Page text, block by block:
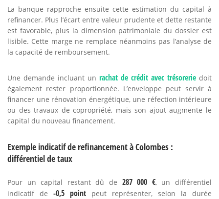
La banque rapproche ensuite cette estimation du capital à
refinancer. Plus l’écart entre valeur prudente et dette restante
est favorable, plus la dimension patrimoniale du dossier est
lisible. Cette marge ne remplace néanmoins pas l’analyse de
la capacité de remboursement.
Une demande incluant un rachat de crédit avec trésorerie doit
également rester proportionnée. L’enveloppe peut servir à
financer une rénovation énergétique, une réfection intérieure
ou des travaux de copropriété, mais son ajout augmente le
capital du nouveau financement.
Exemple indicatif de refinancement à Colombes :
différentiel de taux
Pour un capital restant dû de 287 000 €, un différentiel
indicatif de -0,5 point peut représenter, selon la durée